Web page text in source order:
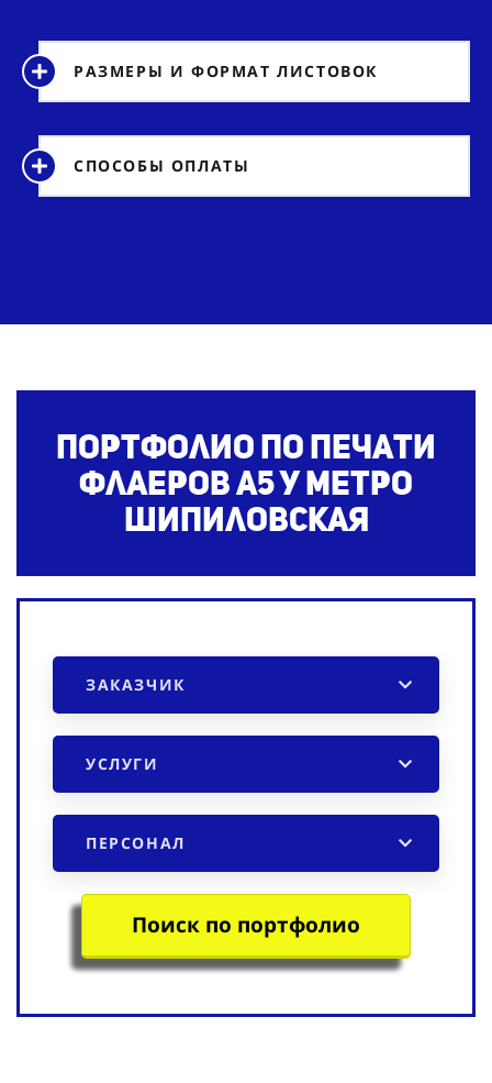
РАЗМЕРЫ И ФОРМАТ ЛИСТОВОК
СПОСОБЫ ОПЛАТЫ
Портфолио по печати
флаеров А5у метро
Шипиловская
ЗАКАЗЧИК
УСЛУГИ
ПЕРСОНАЛ
Поиск по портфолио